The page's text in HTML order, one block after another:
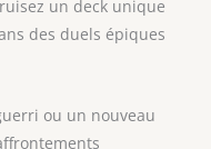
un deck unique
des duels épiques
ou un nouveau